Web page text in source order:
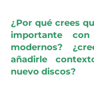
¿Por qué crees
importante
modernos?
añadirle
nuevo discos?